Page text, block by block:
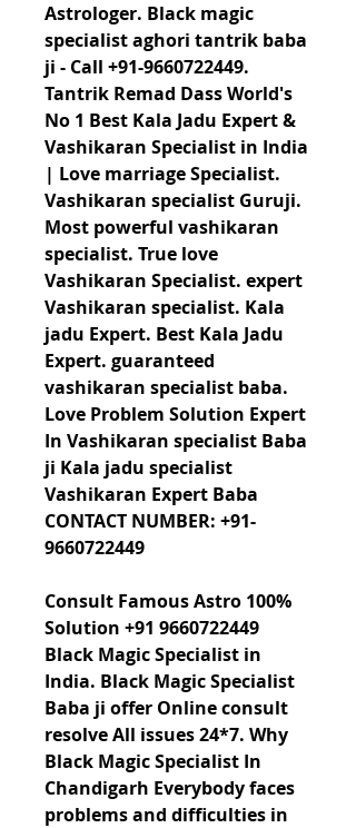
Astrologer. Black magic
specialist aghori tantrik baba
ji - Call +91-9660722449.
Tantrik Remad Dass World's
No 1 Best Kala Jadu Expert &
Vashikaran Specialist in India
| Love marriage Specialist.
Vashikaran specialist Guruji.
Most powerful vashikaran
specialist. True love
Vashikaran Specialist. expert
Vashikaran specialist. Kala
jadu Expert. Best Kala Jadu
Expert. guaranteed
vashikaran specialist baba.
Love Problem Solution Expert
In Vashikaran specialist Baba
ji Kala jadu specialist
Vashikaran Expert Baba
CONTACT NUMBER: +91-
9660722449
Consult Famous Astro 100%
Solution +91 9660722449
Black Magic Specialist in
India. Black Magic Specialist
Baba ji offer Online consult
resolve All issues 24*7. Why
Black Magic Specialist In
Chandigarh Everybody faces
problems and difficulties in